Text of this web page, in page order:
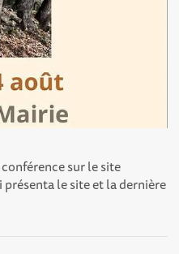
sur le site
le site et la dernière